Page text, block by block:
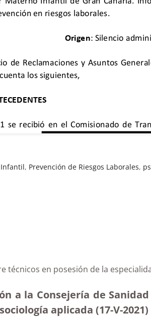
, Prevención de Riesgos Laborales,
técnicos en posesión de la
a la Consejería de
aplicada (17-V-2021)